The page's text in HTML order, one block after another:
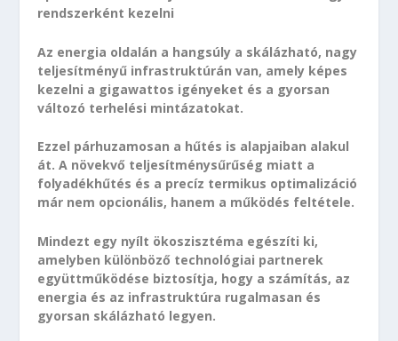
rendszerként kezelni
Az energia oldalán a hangsúly a skálázható, nagy
teljesítményű infrastruktúrán van, amely képes
kezelni a gigawattos igényeket és a gyorsan
változó terhelési mintázatokat.
Ezzel párhuzamosan a hűtés is alapjaiban alakul
át. A növekvő teljesítménysűrűség miatt a
folyadékhűtés és a precíz termikus optimalizáció
már nem opcionális, hanem a működés feltétele.
Mindezt egy nyílt ökoszisztéma egészíti ki,
amelyben különböző technológiai partnerek
együttműködése biztosítja, hogy a számítás, az
energia és az infrastruktúra rugalmasan és
gyorsan skálázható legyen.